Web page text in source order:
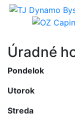
Úradné
Pondelok
Utorok
Streda